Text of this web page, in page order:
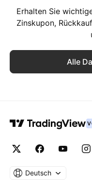
Erhalten Sie
Zinskupon,
Alle
Deutsch